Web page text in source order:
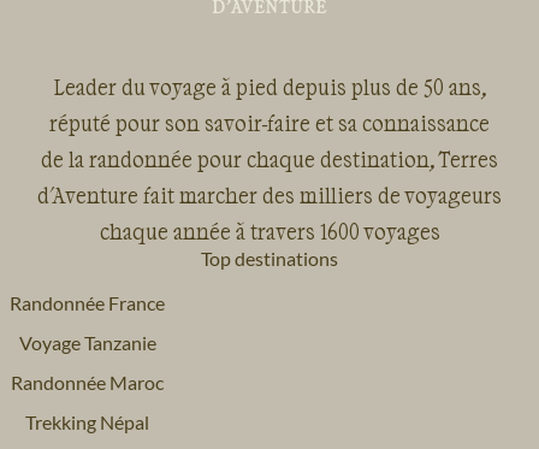
Leader du voyage à pied depuis plus de 50 ans,
réputé pour son savoir-faire et sa connaissance
de la randonnée pour chaque destination, Terres
d'Aventure fait marcher des milliers de voyageurs
chaque année à travers 1600 voyages
Top destinations
Randonnée France
Voyage Tanzanie
Randonnée Maroc
Trekking Népal